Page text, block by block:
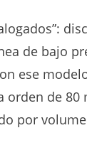
de bajo
ese
de 80
por